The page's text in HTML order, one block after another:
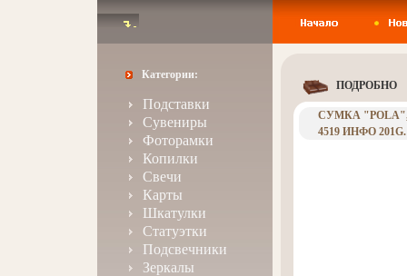
Категории:
Подставки
Сувениры
Фоторамки
Копилки
Свечи
Карты
Шкатулки
Статуэтки
Подсвечники
Зеркалы
ПОДРОБНО
СУМКА
4519 ИНФО 201G.